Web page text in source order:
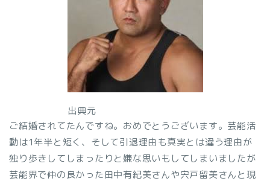
出典元
ご結婚されてたんですね。おめでとうございます。芸能活
動は1年半と短く、そして引退理由も真実とは違う理由が
独り歩きしてしまったりと嫌な思いもしてしまいましたが
芸能界で仲の良かった田中有紀美さんや宍戸留美さんと現